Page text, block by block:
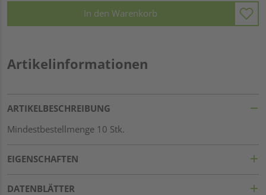
In den Warenkorb
Artikelinformationen
ARTIKELBESCHREIBUNG
Mindestbestellmenge 10 Stk.
EIGENSCHAFTEN
DATENBLÄTTER